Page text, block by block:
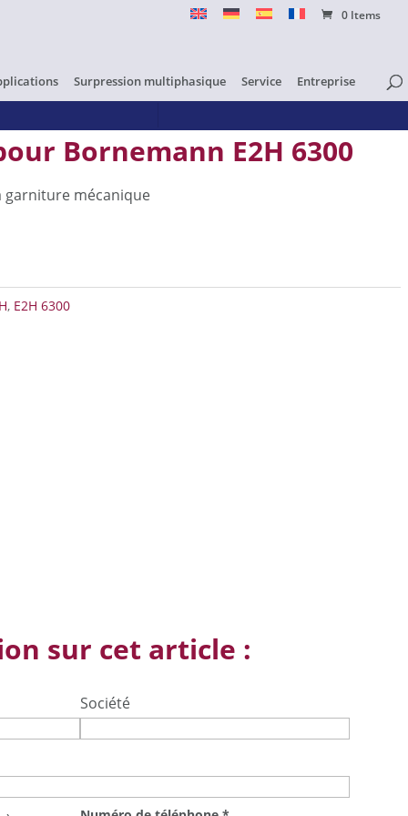
0 Items
Surpression multiphasique Service Entreprise
Bornemann E2H 6300
garniture mécanique
, E2H 6300
sur cet article :
Société